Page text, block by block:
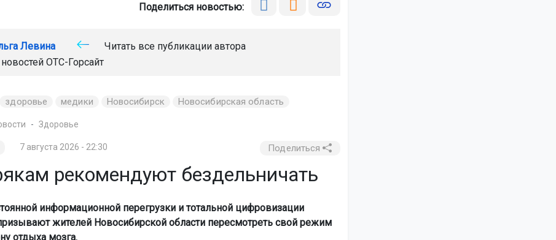
Поделиться новостью:
Левина
Читать все публикации автора
ОТС-Горсайт
здоровье медики Новосибирск Новосибирская область
Здоровье
7 августа 2026 - 22:30 Поделиться
рекомендуют бездельничать
информационной перегрузки и тотальной цифровизации
жителей Новосибирской области пересмотреть свой режим
отдыха мозга.